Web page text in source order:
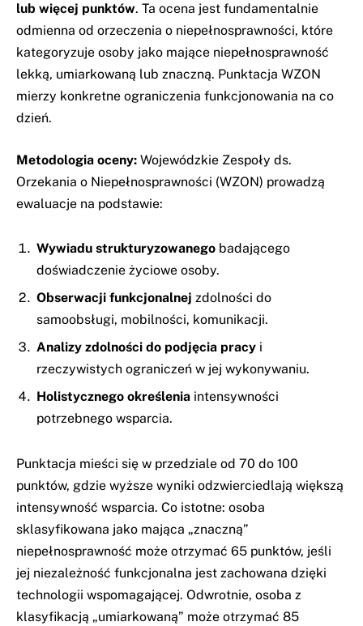
lub więcej punktów. Ta ocena jest fundamentalnie
odmienna od orzeczenia o niepełnosprawności, które
kategoryzuje osoby jako mające niepełnosprawność
lekką, umiarkowaną lub znaczną. Punktacja WZON
mierzy konkretne ograniczenia funkcjonowania na co
dzień.
Metodologia oceny: Wojewódzkie Zespoły ds.
Orzekania o Niepełnosprawności (WZON) prowadzą
ewaluacje na podstawie:
Wywiadu strukturyzowanego badającego
doświadczenie życiowe osoby.
Obserwacji funkcjonalnej zdolności do
samoobsługi, mobilności, komunikacji.
Analizy zdolności do podjęcia pracy i
rzeczywistych ograniczeń w jej wykonywaniu.
Holistycznego określenia intensywności
potrzebnego wsparcia.
Punktacja mieści się w przedziale od 70 do 100
punktów, gdzie wyższe wyniki odzwierciedlają większą
intensywność wsparcia. Co istotne: osoba
sklasyfikowana jako mająca „znaczną”
niepełnosprawność może otrzymać 65 punktów, jeśli
jej niezależność funkcjonalna jest zachowana dzięki
technologii wspomagającej. Odwrotnie, osoba z
klasyfikacją „umiarkowaną” może otrzymać 85